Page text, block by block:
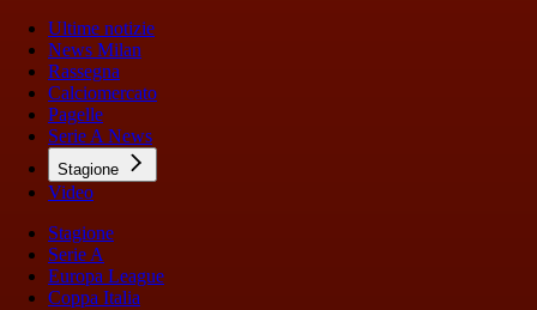
Ultime notizie
News Milan
Rassegna
Calciomercato
Pagelle
Serie A News
Stagione
Video
Stagione
Serie A
Europa League
Coppa Italia